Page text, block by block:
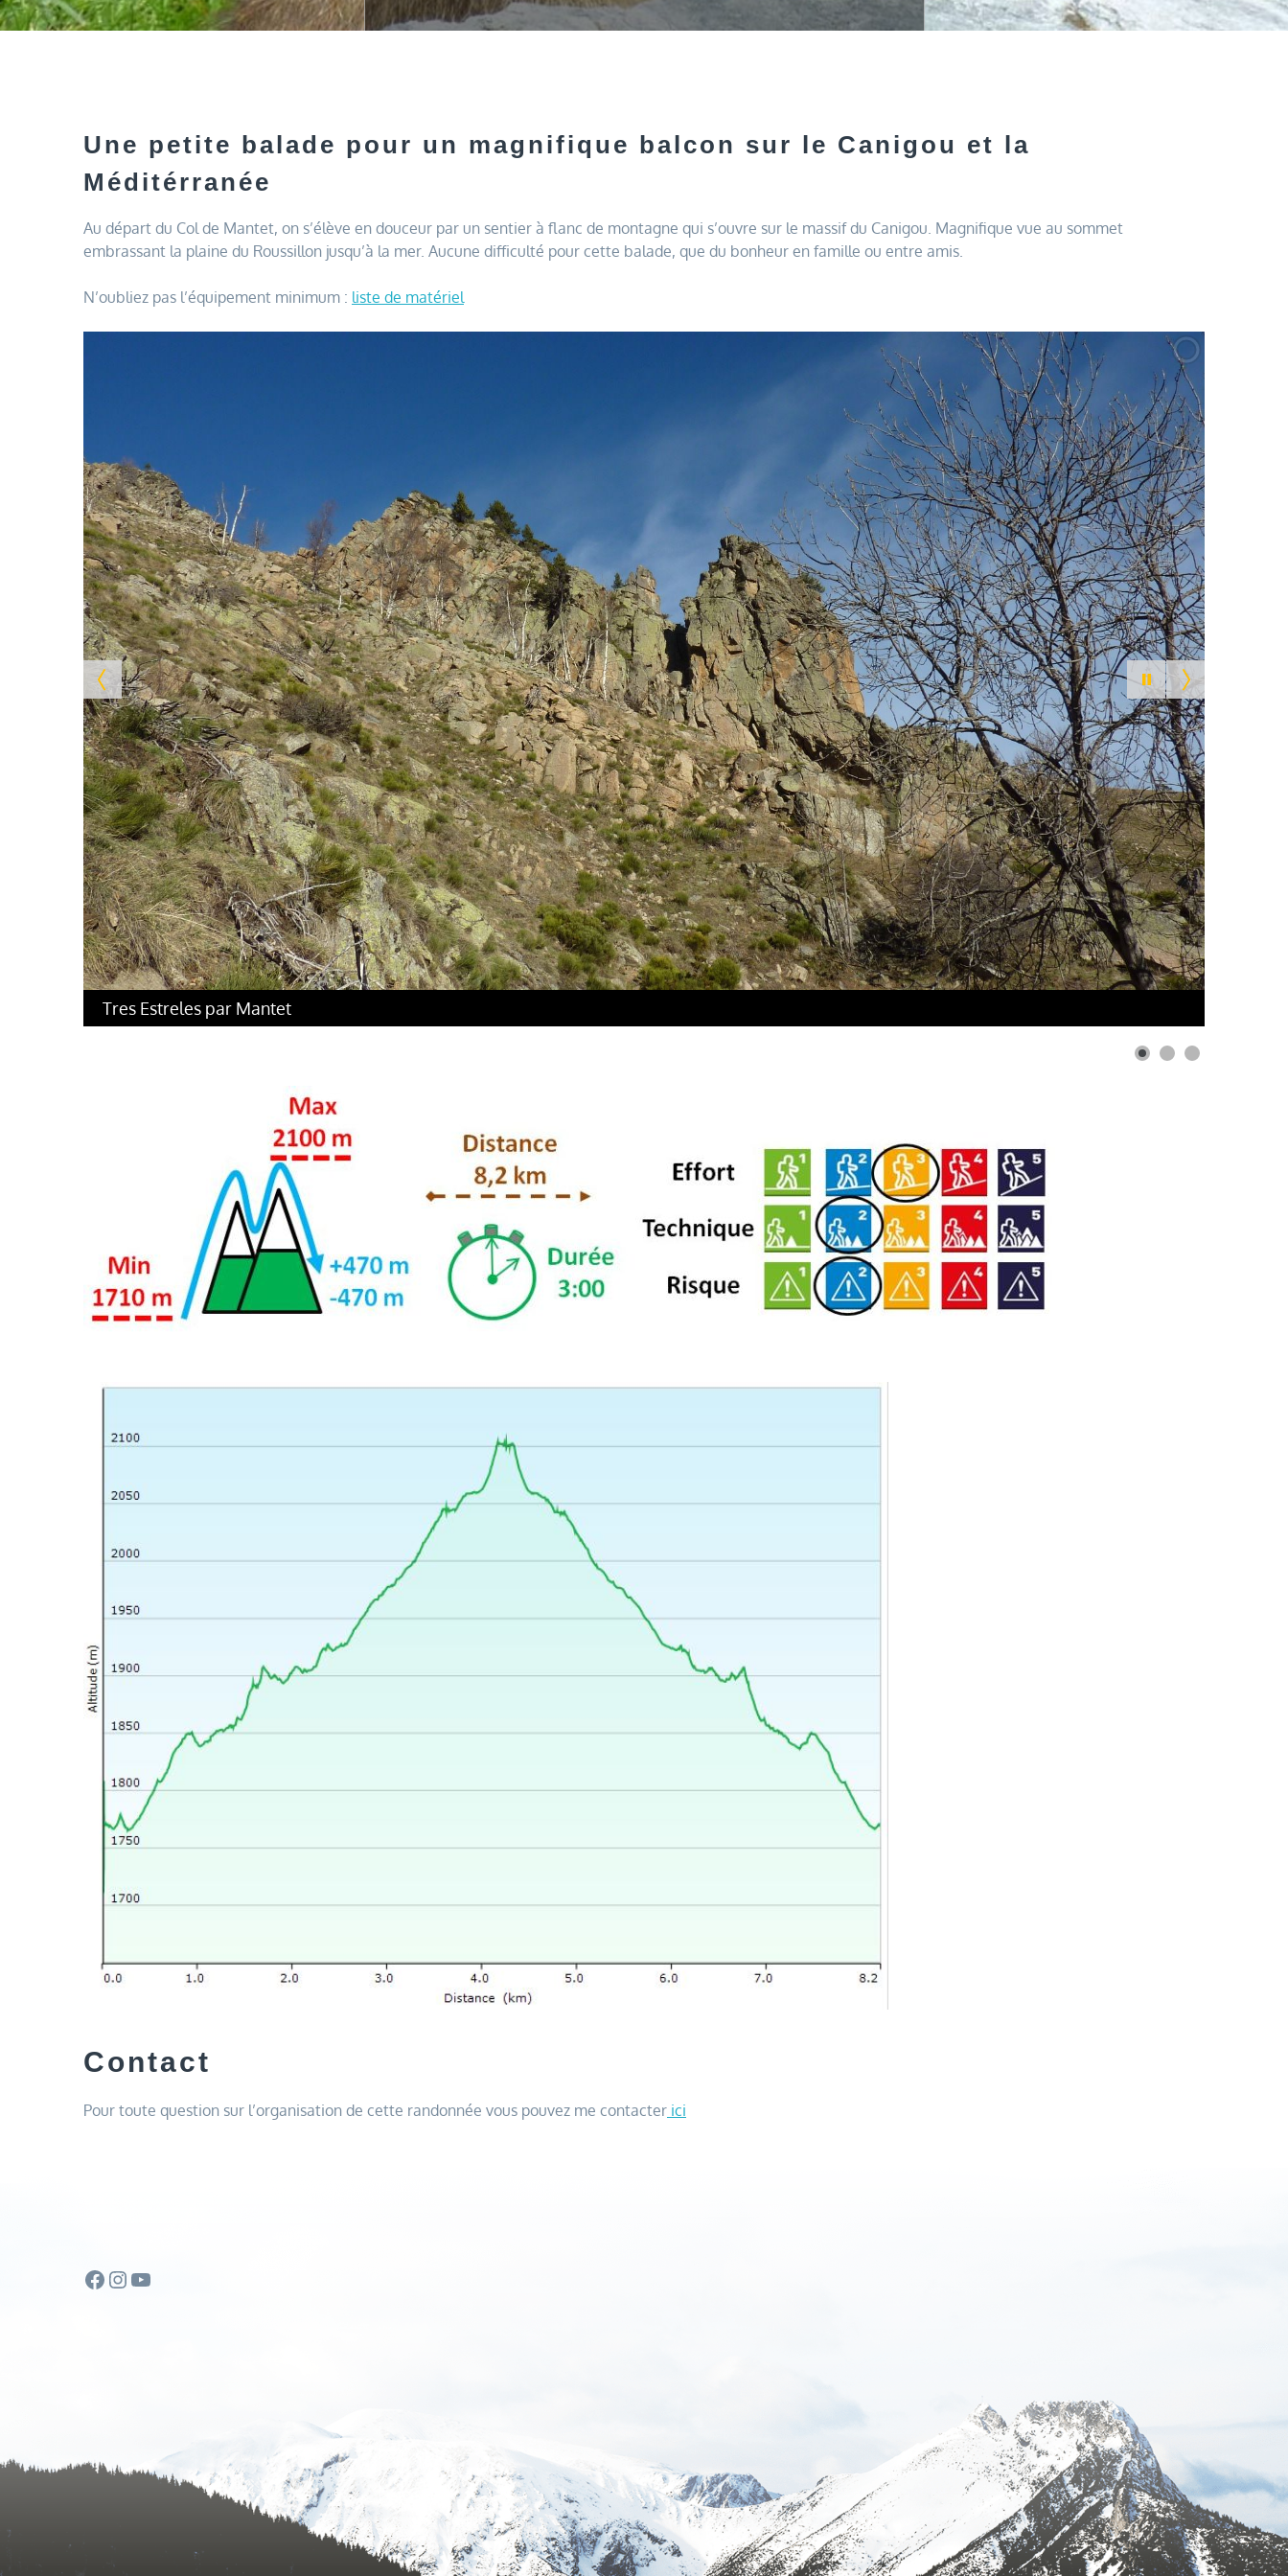
Une petite balade pour un magnifique balcon sur le Canigou et la
Méditérranée
Au départ du Col de Mantet, on s’élève en douceur par un sentier à flanc de montagne qui s’ouvre sur le massif du Canigou. Magnifique vue au sommet
embrassant la plaine du Roussillon jusqu’à la mer. Aucune difficulté pour cette balade, que du bonheur en famille ou entre amis.
N’oubliez pas l’équipement minimum : liste de matériel
Tres Estreles par Mantet
Contact
Pour toute question sur l’organisation de cette randonnée vous pouvez me contacter ici
Facebook
Instagram
YouTube